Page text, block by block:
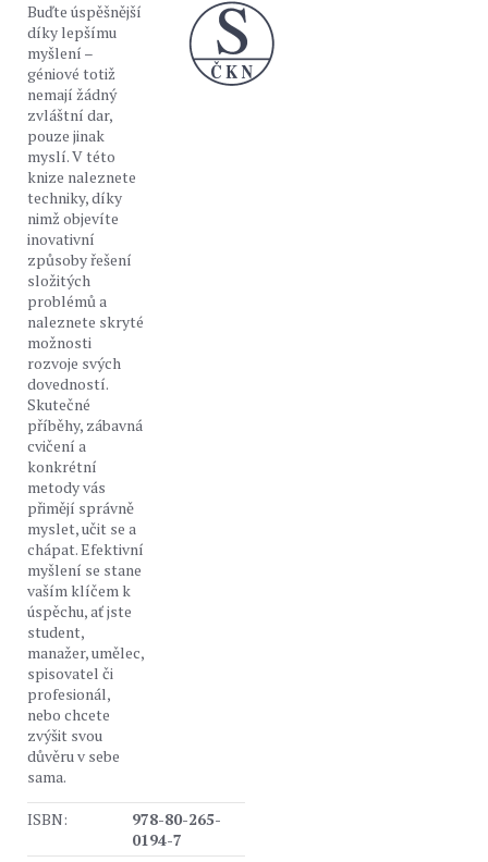
Buďte úspěšnější
díky lepšímu
myšlení –
géniové totiž
nemají žádný
zvláštní dar,
pouze jinak
myslí. V této
knize naleznete
techniky, díky
nimž objevíte
inovativní
způsoby řešení
složitých
problémů a
naleznete skryté
možnosti
rozvoje svých
dovedností.
Skutečné
příběhy, zábavná
cvičení a
konkrétní
metody vás
přimějí správně
myslet, učit se a
chápat. Efektivní
myšlení se stane
vaším klíčem k
úspěchu, ať jste
student,
manažer, umělec,
spisovatel či
profesionál,
nebo chcete
zvýšit svou
důvěru v sebe
sama.
ISBN:
978-80-265-
0194-7